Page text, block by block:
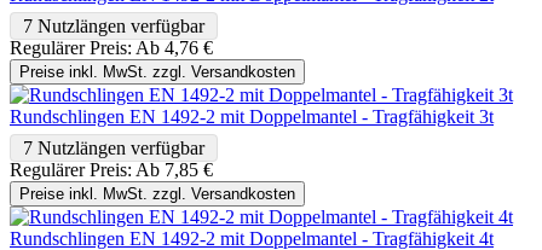
7 Nutzlängen verfügbar
Regulärer Preis: Ab 4,76 €
Preise inkl. MwSt. zzgl. Versandkosten
Rundschlingen EN 1492-2 mit Doppelmantel - Tragfähigkeit 3t
7 Nutzlängen verfügbar
Regulärer Preis: Ab 7,85 €
Preise inkl. MwSt. zzgl. Versandkosten
Rundschlingen EN 1492-2 mit Doppelmantel - Tragfähigkeit 4t